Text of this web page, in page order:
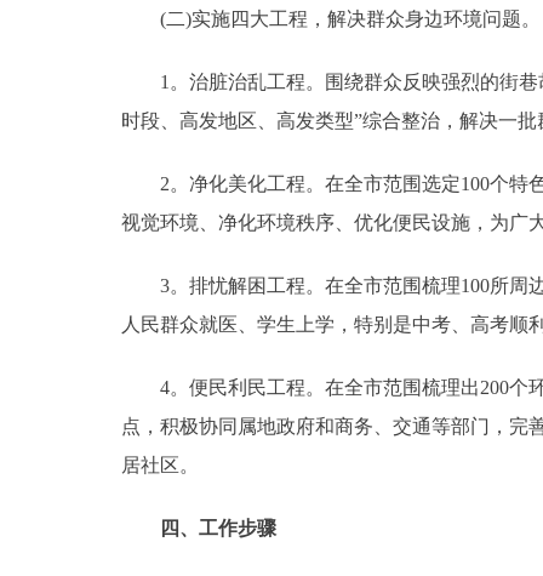
(二)实施四大工程，解决群众身边环境问题。
1。治脏治乱工程。围绕群众反映强烈的街巷
时段、高发地区、高发类型”综合整治，解决一
2。净化美化工程。在全市范围选定100个特
视觉环境、净化环境秩序、优化便民设施，为广
3。排忧解困工程。在全市范围梳理100所周
人民群众就医、学生上学，特别是中考、高考顺
4。便民利民工程。在全市范围梳理出200个
点，积极协同属地政府和商务、交通等部门，
居社区。
四、工作步骤